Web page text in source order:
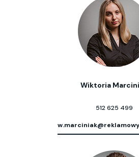
Wiktoria
512 625 499